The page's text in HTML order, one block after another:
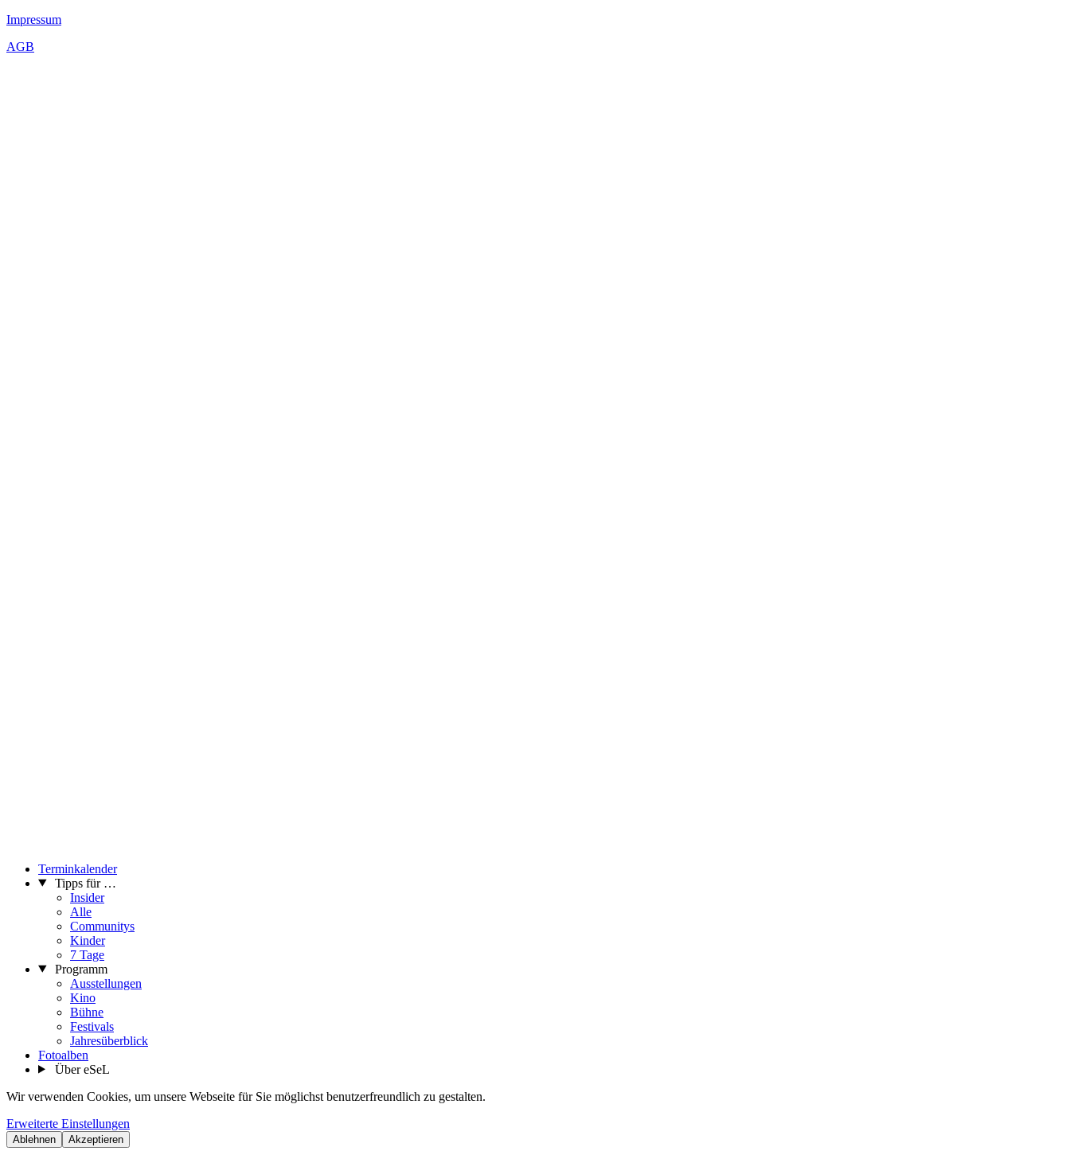
Impressum
AGB
Terminkalender
Tipps für …
Insider
Alle
Communitys
Kinder
7 Tage
Programm
Ausstellungen
Kino
Bühne
Festivals
Jahresüberblick
Fotoalben
Über eSeL
Wir verwenden Cookies, um unsere Webseite für Sie möglichst benutzerfreundlich zu gestalten.
Erweiterte Einstellungen
Ablehnen Akzeptieren